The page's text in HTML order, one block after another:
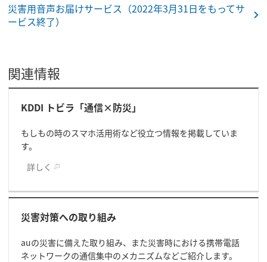
災害用音声お届けサービス（2022年3月31日をもってサ
ービス終了）
関連情報
KDDI トビラ「通信×防災」
もしもの時のスマホ活用術など役立つ情報を掲載していま
す。
詳しく
災害対策への取り組み
auの災害に備えた取り組み、また災害時における携帯電話
ネットワークの通信集中のメカニズムなどご紹介します。